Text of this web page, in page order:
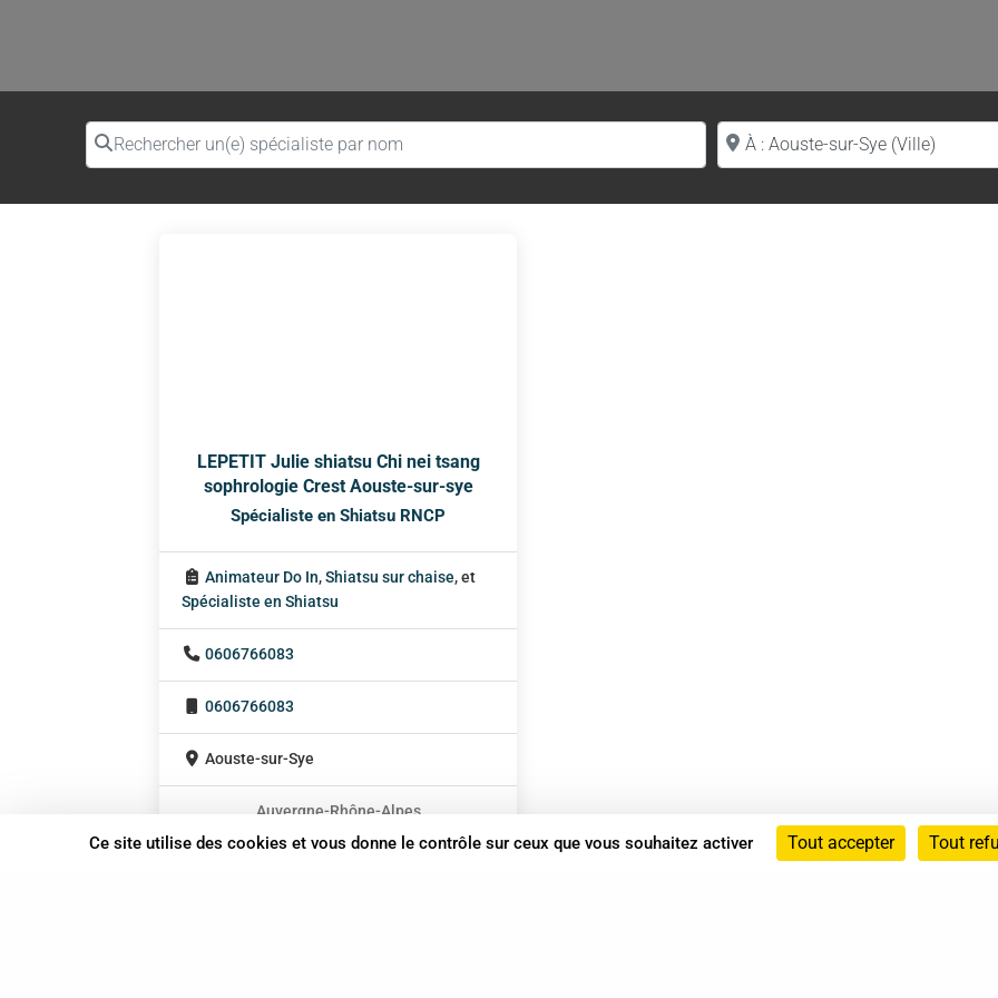
Rechercher un(e) spécialiste par nom Proche de (ville ou région)
LEPETIT Julie shiatsu Chi nei tsang
sophrologie Crest Aouste-sur-sye
Spécialiste en Shiatsu RNCP
Animateur Do In,Shiatsu sur chaise, et
Spécialiste en Shiatsu
0606766083
0606766083
Aouste-sur-Sye
Auvergne-Rhône-Alpes
En cabinet
Ce site utilise des cookies et vous donne le contrôle sur ceux que vous souhaitez activer Tout accepter Tout